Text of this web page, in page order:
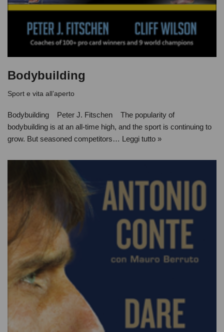
Bodybuilding
Sport e vita all’aperto
Bodybuilding Peter J. Fitschen The popularity of
bodybuilding is at an all-time high, and the sport is continuing to
grow. But seasoned competitors… Leggi tutto »